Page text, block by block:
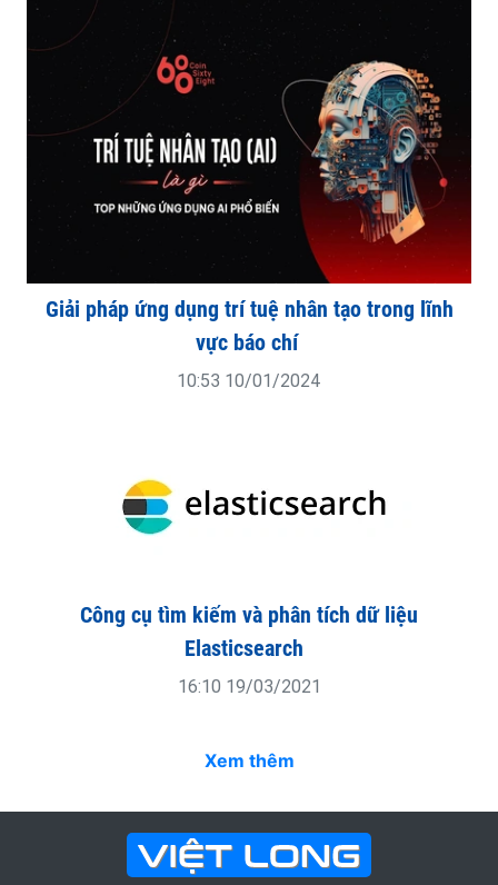
Giải pháp ứng dụng trí tuệ nhân tạo trong lĩnh
vực báo chí
10:53 10/01/2024
Công cụ tìm kiếm và phân tích dữ liệu
Elasticsearch
16:10 19/03/2021
Xem thêm